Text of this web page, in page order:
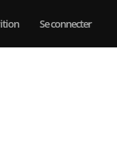
Se connecter